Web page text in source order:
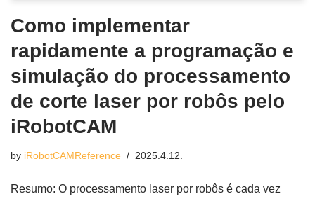
Como implementar
rapidamente a programação e
simulação do processamento
de corte laser por robôs pelo
iRobotCAM
by iRobotCAMReference 2025.4.12.
Resumo: O processamento laser por robôs é cada vez